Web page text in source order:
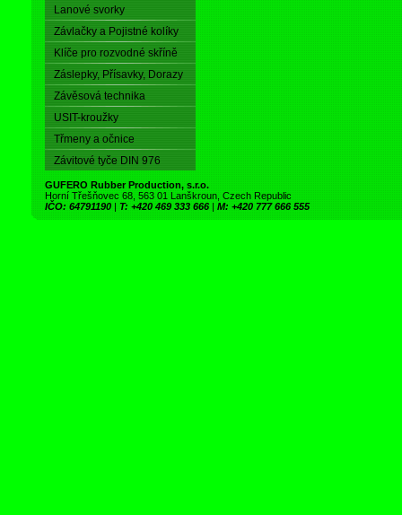
Lanové svorky
Závlačky a Pojistné kolíky
Klíče pro rozvodné skříně
Záslepky, Přísavky, Dorazy
Závěsová technika
USIT-kroužky
Třmeny a očnice
Závitové tyče DIN 976
GUFERO Rubber Production, s.r.o.
Horní Třešňovec 68, 563 01 Lanškroun, Czech Republic
IČO: 64791190 | T: +420 469 333 666 | M: +420 777 666 555